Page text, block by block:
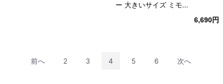
ー 大きいサイズ ミモ...
6,690円
前へ 2 3 4 5 6 次へ